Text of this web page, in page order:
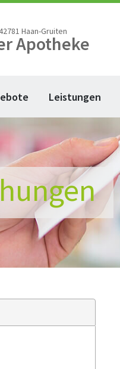
Haan-Gruiten
Apotheke
Leistungen